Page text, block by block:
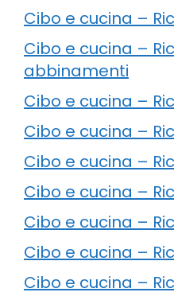
Cibo e cucina –
Cibo e cucina –
abbinamenti
Cibo e cucina –
Cibo e cucina –
Cibo e cucina –
Cibo e cucina –
Cibo e cucina –
Cibo e cucina –
Cibo e cucina –